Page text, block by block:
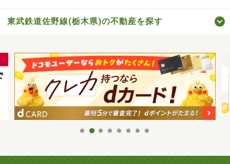
東武鉄道佐野線(栃木県)の不動産を探す